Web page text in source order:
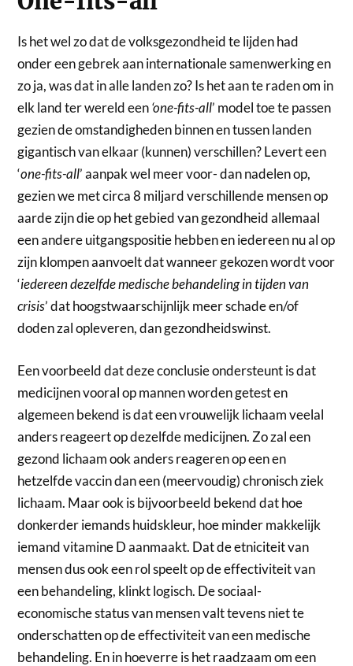
Is het wel zo dat de volksgezondheid te lijden had
onder een gebrek aan internationale samenwerking en
zo ja, was dat in alle landen zo? Is het aan te raden om in
elk land ter wereld een‘one-fits-all’ model toe te passen
gezien de omstandigheden binnen en tussen landen
gigantisch van elkaar (kunnen) verschillen? Levert een
‘one-fits-all’ aanpak wel meer voor- dan nadelen op,
gezien we met circa 8 miljard verschillende mensen op
aarde zijn die op het gebied van gezondheid allemaal
een andere uitgangspositie hebben en iedereen nu al op
zijn klompen aanvoelt dat wanneer gekozen wordt voor
‘iedereen dezelfde medische behandeling in tijden van
crisis’ dat hoogstwaarschijnlijk meer schade en/of
doden zal opleveren, dan gezondheidswinst.
Een voorbeeld dat deze conclusie ondersteunt is dat
medicijnen vooral op mannen worden getest en
algemeen bekend is dat een vrouwelijk lichaam veelal
anders reageert op dezelfde medicijnen. Zo zal een
gezond lichaam ook anders reageren op een en
hetzelfde vaccin dan een (meervoudig) chronisch ziek
lichaam. Maar ook is bijvoorbeeld bekend dat hoe
donkerder iemands huidskleur, hoe minder makkelijk
iemand vitamine D aanmaakt. Dat de etniciteit van
mensen dus ook een rol speelt op de effectiviteit van
een behandeling, klinkt logisch. De sociaal-
economische status van mensen valt tevens niet te
onderschatten op de effectiviteit van een medische
behandeling. En in hoeverre is het raadzaam om een